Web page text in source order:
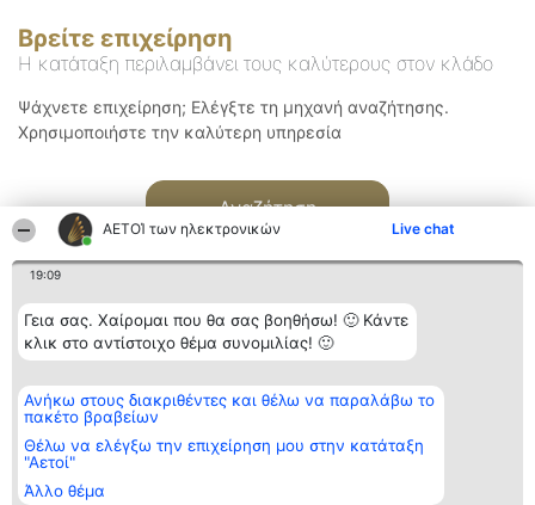
ΑΕΤΟΊ των ηλεκτρονικών Live chat
19:09
Γεια σας. Χαίρομαι που θα σας βοηθήσω! 🙂 Κάντε
κλικ στο αντίστοιχο θέμα συνομιλίας! 🙂
Ανήκω στους διακριθέντες και θέλω να παραλάβω το
πακέτο βραβείων
Θέλω να ελέγξω την επιχείρηση μου στην κατάταξη
"Αετοί"
Άλλο θέμα
Βρείτε επιχείρηση
Η κατάταξη περιλαμβάνει τους καλύτερους στον κλάδο
Ψάχνετε επιχείρηση; Ελέγξτε τη μηχανή αναζήτησης.
Χρησιμοποιήστε την καλύτερη υπηρεσία
Αναζήτηση
Διοργανωτής της
κατάταξης
BEAUTIFUL COMPANY
ΤΗΛ. ΕΠΙΚΟΙΝΩΝΙΑΣ:
2104128019
email:
Κατάταξη
Διακριθέντες
των
διακριθέντων
Επικοινωνία
Επικοινωνία